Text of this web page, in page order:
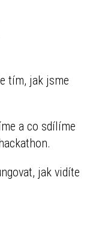
tím, jak jsme
a co sdílíme
jak vidíte